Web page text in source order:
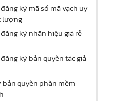
ký mã số mã vạch uy
lượng
ký nhãn hiệu giá rẻ
ký bản quyền tác giả
bản quyền phần mềm